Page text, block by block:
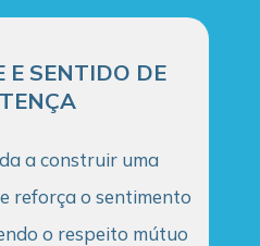
E SENTIDO DE
a construir uma
reforça o sentimento
o respeito mútuo